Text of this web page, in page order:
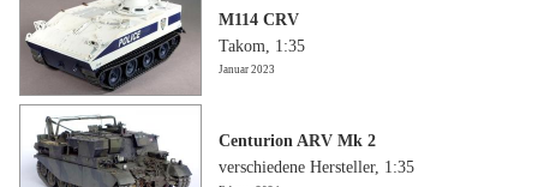
M114 CRV
Takom, 1:35
Januar 2023
Centurion ARV Mk 2
verschiedene Hersteller, 1:35